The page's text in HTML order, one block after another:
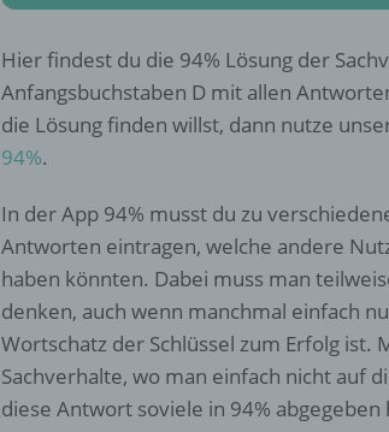
Hier findest du die 94% Lösung der
Anfangsbuchstaben D mit allen
die Lösung finden willst, dann nutze
94%.
In der App 94% musst du zu
Antworten eintragen, welche andere
haben könnten. Dabei muss man
denken, auch wenn manchmal einfach
Wortschatz der Schlüssel zum Erfolg ist.
Sachverhalte, wo man einfach nicht auf
diese Antwort soviele in 94% abgegeben